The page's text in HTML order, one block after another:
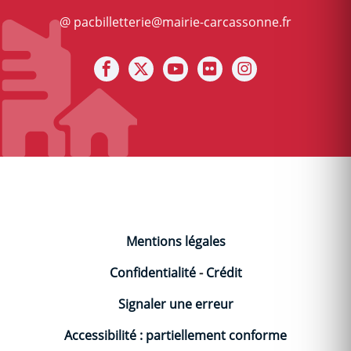
@ pacbilletterie@mairie-carcassonne.fr
Notre facebook
Notre X (ex Twitter)
Notre Chaine youtube
Notre photothèque
Mentions légales
Confidentialité-Crédit
Signaler une erreur
Accessibilité : partiellement conforme